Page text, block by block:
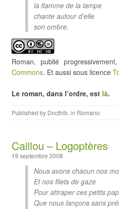
la flamme de la lampe
chante autour d’elle
son ombre.
Roman, publié
Commons. Et aussi sous licence
Le roman, dans l’ordre, est là.
Published by Docthib, in Romano.
Caillou – Logoptères
19 septembre 2008
Nous avons chacun nos
Et nos filets de gaze
Pour attraper ces petits
Que nous lançons sans